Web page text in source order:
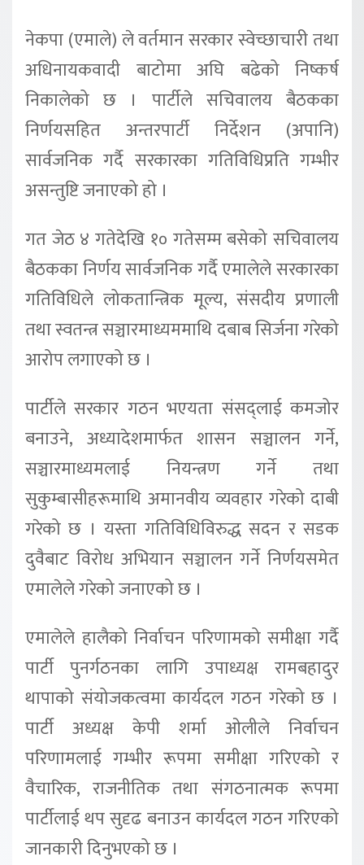
नेकपा (एमाले) ले वर्तमान सरकार स्वेच्छाचारी तथा
अधिनायकवादी बाटोमा अघि बढेको निष्कर्ष
निकालेको छ । पार्टीले सचिवालय बैठकका
निर्णयसहित अन्तरपार्टी निर्देशन (अपानि)
सार्वजनिक गर्दै सरकारका गतिविधिप्रति गम्भीर
असन्तुष्टि जनाएको हो ।
गत जेठ ४ गतेदेखि १० गतेसम्म बसेको सचिवालय
बैठकका निर्णय सार्वजनिक गर्दै एमालेले सरकारका
गतिविधिले लोकतान्त्रिक मूल्य, संसदीय प्रणाली
तथा स्वतन्त्र सञ्चारमाध्यममाथि दबाब सिर्जना गरेको
आरोप लगाएको छ ।
पार्टीले सरकार गठन भएयता संसद्लाई कमजोर
बनाउने, अध्यादेशमार्फत शासन सञ्चालन गर्ने,
सञ्चारमाध्यमलाई नियन्त्रण गर्ने तथा
सुकुम्बासीहरूमाथि अमानवीय व्यवहार गरेको दाबी
गरेको छ । यस्ता गतिविधिविरुद्ध सदन र सडक
दुवैबाट विरोध अभियान सञ्चालन गर्ने निर्णयसमेत
एमालेले गरेको जनाएको छ ।
एमालेले हालैको निर्वाचन परिणामको समीक्षा गर्दै
पार्टी पुनर्गठनका लागि उपाध्यक्ष रामबहादुर
थापाको संयोजकत्वमा कार्यदल गठन गरेको छ ।
पार्टी अध्यक्ष केपी शर्मा ओलीले निर्वाचन
परिणामलाई गम्भीर रूपमा समीक्षा गरिएको र
वैचारिक, राजनीतिक तथा संगठनात्मक रूपमा
पार्टीलाई थप सुदृढ बनाउन कार्यदल गठन गरिएको
जानकारी दिनुभएको छ ।